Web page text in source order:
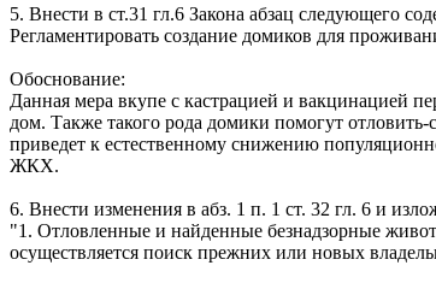
5. Внести в ст.31 гл.6 Закона абзац следующего
Регламентировать создание домиков для
Обоснование:
Данная мера вкупе с кастрацией и вакцинацией
дом. Также такого рода домики помогут
приведет к естественному снижению
ЖКХ.
6. Внести изменения в абз. 1 п. 1 ст. 32 гл. 6 и
"1. Отловленные и найденные безнадзорные
осуществляется поиск прежних или новых